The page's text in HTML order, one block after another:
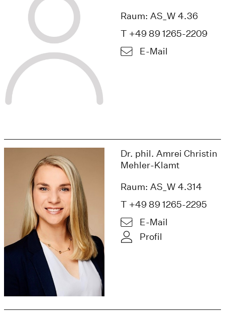
Raum: AS_W 4.36
T +49 89 1265-2209
E-Mail
Dr. phil. Amrei Christin
Mehler-Klamt
Raum: AS_W 4.314
T +49 89 1265-2295
E-Mail
Profil